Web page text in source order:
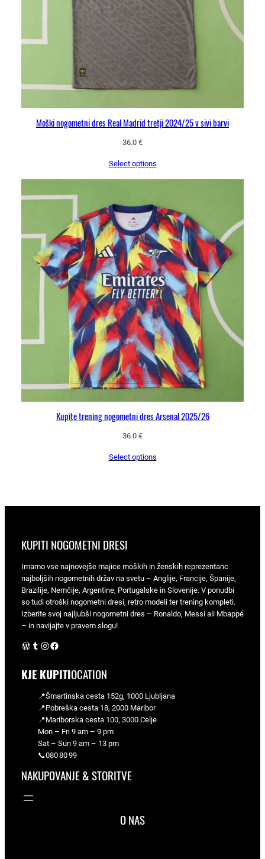
Moški nogometni dres Real Madrid tretji 2024/25 v sivi barvi
36.0 €
Select options
Kupite trening nogometni dres Arsenal 2025/26
36.0 €
Select options
KUPITI NOGOMETNI DRESI
Imamo vse najnovejše majice moških in ženskih reprezentanc
najboljših nogometnih držav na svetu – Anglije, Francije, Španije,
Brazilije, Nemčije, Argentine, Portugalske in Slovenije. V ponudbi
so tudi otroški nogometni dresi, retro modeli ter trening kompleti.
Izberite svoj najljubši nogometni dres – Ronaldo, Messi ali Mbappé
– in navijajte v pravem slogu!
WordPress Instagram Facebook
KJE KUPITIOCATION
📍Šmartinska cesta 152g, 1000 Ljubljana
📍Pobreška cesta 18, 2000 Maribor
📍Mariborska cesta 100, 3000 Celje
Mon – Fri 9 am – 9 pm
Sat – Sun 9 am – 13 pm
📞080 80 99
NAKUPOVANJE & STORITVE
O NAS